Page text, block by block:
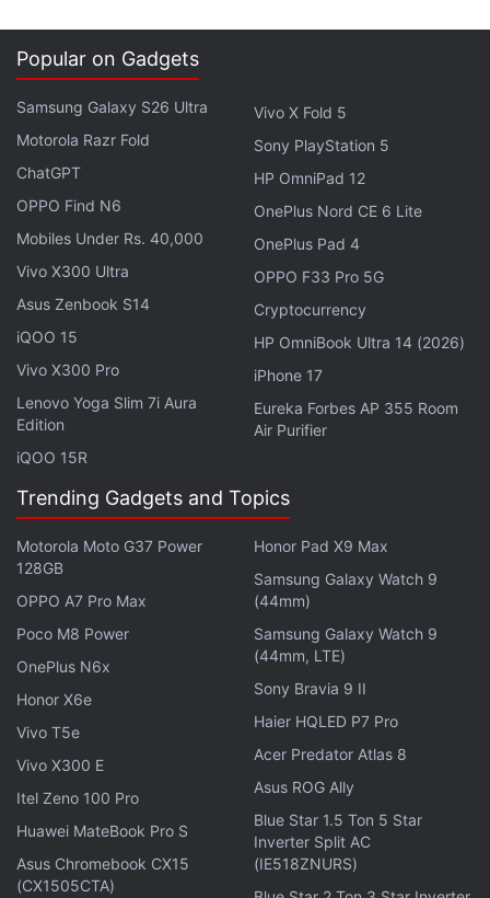
5 Featutes,Huawei FreeBuds Pro 5 Price
Popular on Gadgets
Samsung Galaxy S26 Ultra
Motorola Razr Fold
ChatGPT
OPPO Find N6
Mobiles Under Rs. 40,000
Vivo X300 Ultra
Asus Zenbook S14
iQOO 15
Vivo X300 Pro
Lenovo Yoga Slim 7i Aura
Edition
iQOO 15R
Vivo X Fold 5
Sony PlayStation 5
HP OmniPad 12
OnePlus Nord CE 6 Lite
OnePlus Pad 4
OPPO F33 Pro 5G
Cryptocurrency
HP OmniBook Ultra 14 (2026)
iPhone 17
Eureka Forbes AP 355 Room
Air Purifier
Trending Gadgets and Topics
Motorola Moto G37 Power
128GB
OPPO A7 Pro Max
Poco M8 Power
OnePlus N6x
Honor X6e
Vivo T5e
Vivo X300 E
Itel Zeno 100 Pro
Huawei MateBook Pro S
Asus Chromebook CX15
(CX1505CTA)
Honor Pad X9 Max
Samsung Galaxy Watch 9
(44mm)
Samsung Galaxy Watch 9
(44mm, LTE)
Sony Bravia 9 II
Haier HQLED P7 Pro
Acer Predator Atlas 8
Asus ROG Ally
Blue Star 1.5 Ton 5 Star
Inverter Split AC
(IE518ZNURS)